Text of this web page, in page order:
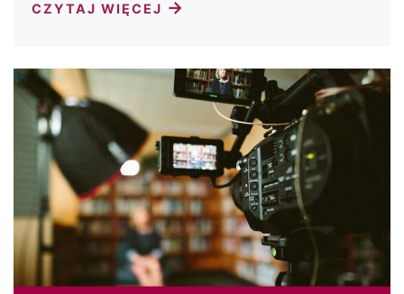
CZYTAJ WIĘCEJ →